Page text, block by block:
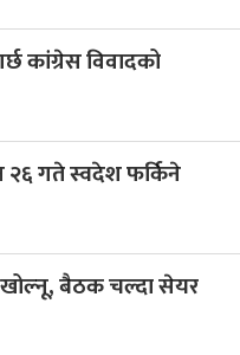
कांग्रेस विवादको
२६ गते स्वदेश फर्किने
बैठक चल्दा सेयर